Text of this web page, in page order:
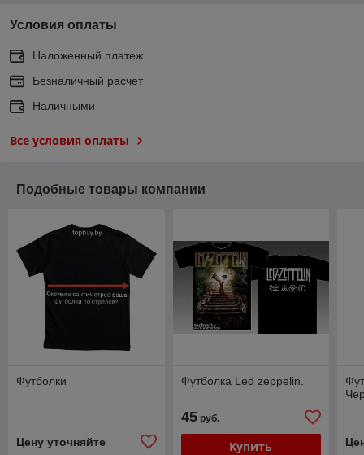
Условия оплаты
Наложенный платеж
Безналичный расчет
Наличными
Все условия оплаты
Подобные товары компании
Футболки
Цену уточняйте
Футболка Led zeppelin.
45руб.
Купить